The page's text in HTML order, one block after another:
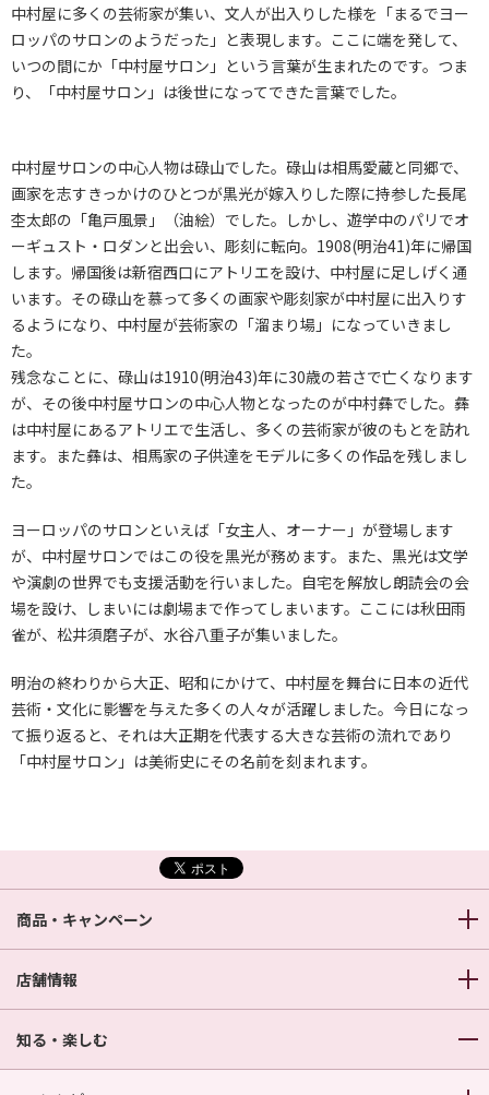
中村屋に多くの芸術家が集い、文人が出入りした様を「まるでヨー
ロッパのサロンのようだった」と表現します。ここに端を発して、
いつの間にか「中村屋サロン」という言葉が生まれたのです。つま
り、「中村屋サロン」は後世になってできた言葉でした。
中村屋サロンの中心人物は碌山でした。碌山は相馬愛蔵と同郷で、
画家を志すきっかけのひとつが黒光が嫁入りした際に持参した長尾
杢太郎の「亀戸風景」（油絵）でした。しかし、遊学中のパリでオ
ーギュスト・ロダンと出会い、彫刻に転向。1908(明治41)年に帰国
します。帰国後は新宿西口にアトリエを設け、中村屋に足しげく通
います。その碌山を慕って多くの画家や彫刻家が中村屋に出入りす
るようになり、中村屋が芸術家の「溜まり場」になっていきまし
た。
残念なことに、碌山は1910(明治43)年に30歳の若さで亡くなります
が、その後中村屋サロンの中心人物となったのが中村彝でした。彝
は中村屋にあるアトリエで生活し、多くの芸術家が彼のもとを訪れ
ます。また彝は、相馬家の子供達をモデルに多くの作品を残しまし
た。
ヨーロッパのサロンといえば「女主人、オーナー」が登場します
が、中村屋サロンではこの役を黒光が務めます。また、黒光は文学
や演劇の世界でも支援活動を行いました。自宅を解放し朗読会の会
場を設け、しまいには劇場まで作ってしまいます。ここには秋田雨
雀が、松井須磨子が、水谷八重子が集いました。
明治の終わりから大正、昭和にかけて、中村屋を舞台に日本の近代
芸術・文化に影響を与えた多くの人々が活躍しました。今日になっ
て振り返ると、それは大正期を代表する大きな芸術の流れであり
「中村屋サロン」は美術史にその名前を刻まれます。
商品・キャンペーン
店舗情報
知る・楽しむ